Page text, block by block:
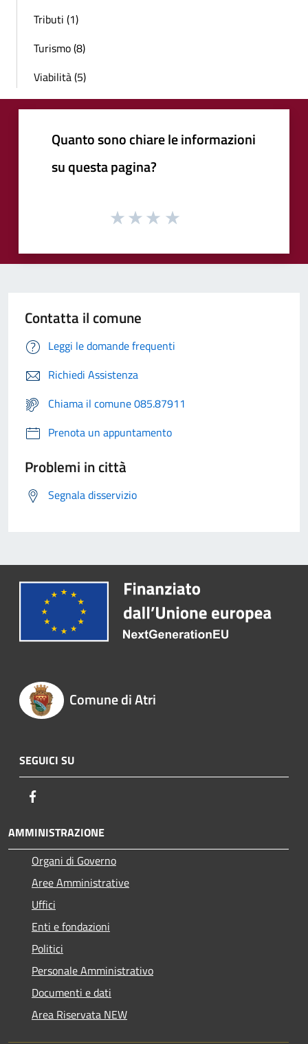
Tributi (1)
Turismo (8)
Viabilità (5)
Quanto sono chiare le informazioni
su questa pagina?
Contatta il comune
Leggi le domande frequenti
Richiedi Assistenza
Chiama il comune 085.87911
Prenota un appuntamento
Problemi in città
Segnala disservizio
Comune di Atri
SEGUICI SU
AMMINISTRAZIONE
Organi di Governo
Aree Amministrative
Uffici
Enti e fondazioni
Politici
Personale Amministrativo
Documenti e dati
Area Riservata NEW